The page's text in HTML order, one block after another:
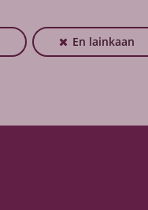
En lainkaan